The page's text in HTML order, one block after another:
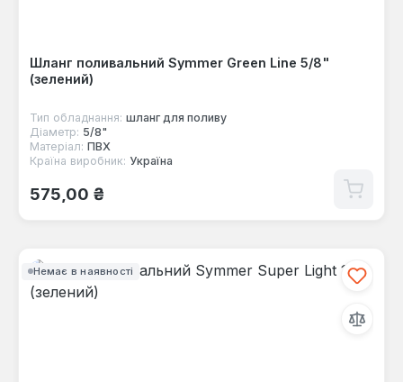
Шланг поливальний Symmer Green Line 5/8"
(зелений)
Тип обладнання: шланг для поливу
Діаметр: 5/8"
Матеріал: ПВХ
Країна виробник: Україна
Звичайна ціна:
575,00 ₴
Немає в наявності